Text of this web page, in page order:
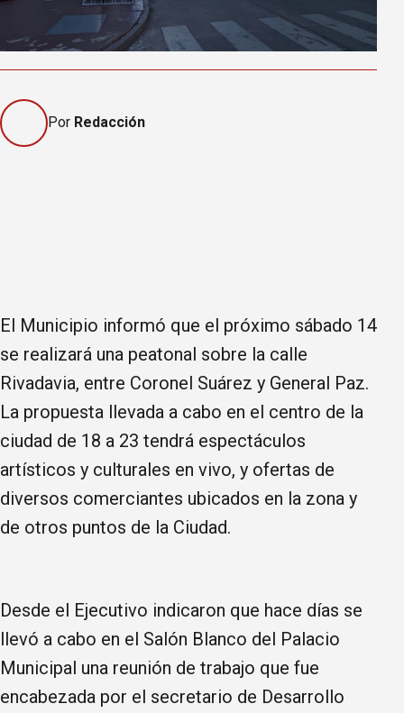
Por Redacción
El Municipio informó que el próximo sábado 14
se realizará una peatonal sobre la calle
Rivadavia, entre Coronel Suárez y General Paz.
La propuesta llevada a cabo en el centro de la
ciudad de 18 a 23 tendrá espectáculos
artísticos y culturales en vivo, y ofertas de
diversos comerciantes ubicados en la zona y
de otros puntos de la Ciudad.
Desde el Ejecutivo indicaron que hace días se
llevó a cabo en el Salón Blanco del Palacio
Municipal una reunión de trabajo que fue
encabezada por el secretario de Desarrollo